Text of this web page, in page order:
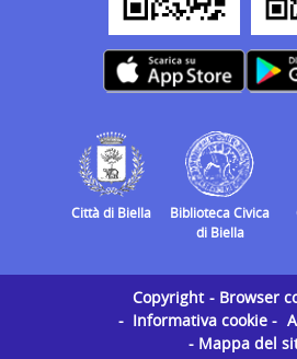
Città di Biella
Biblioteca Civica
di Biella
Copyright
Browser
Informativa cookie
Mappa del